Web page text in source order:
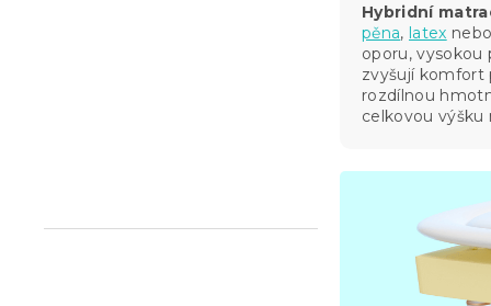
Hybridní
pěna, latex nebo
oporu, vysokou
zvyšují komfort
rozdílnou
celkovou výšku